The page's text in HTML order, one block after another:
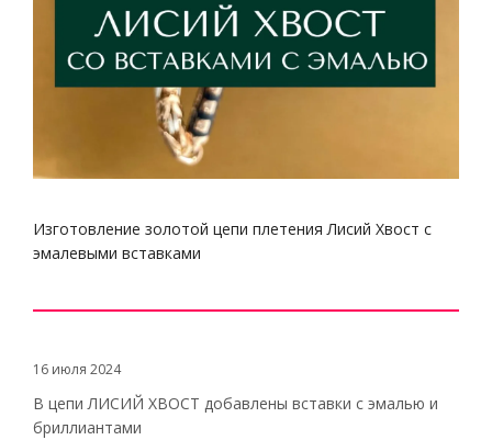
Изготовление золотой цепи плетения Лисий Хвост с
эмалевыми вставками
16 июля 2024
В цепи ЛИСИЙ ХВОСТ добавлены вставки с эмалью и
бриллиантами